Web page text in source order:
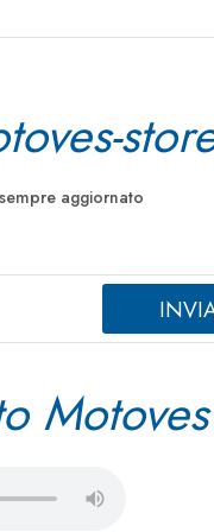
aggiornato
Motoves